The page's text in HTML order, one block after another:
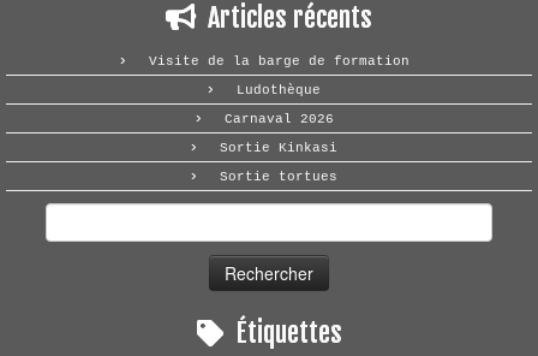
Articles récents
Visite de la barge de formation
Ludothèque
Carnaval 2026
Sortie Kinkasi
Sortie tortues
Étiquettes